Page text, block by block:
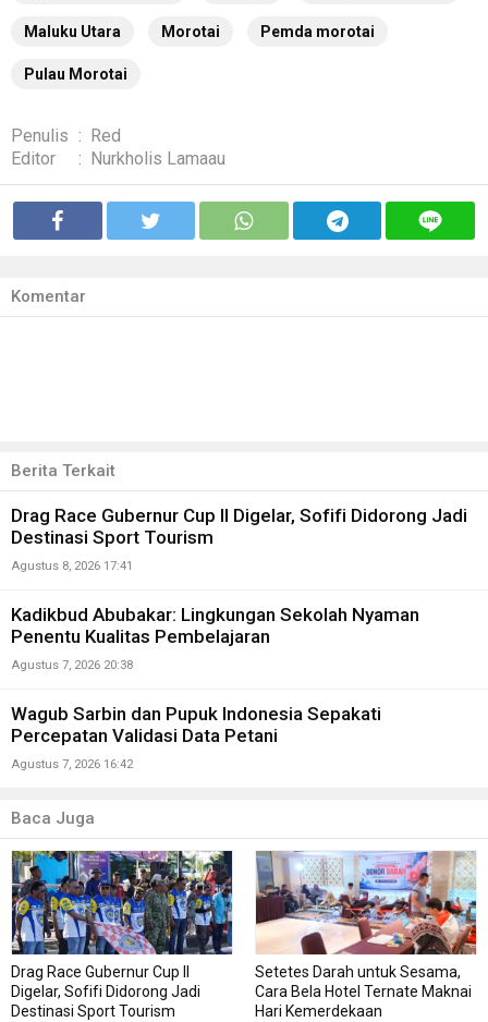
Maluku Utara Morotai Pemda morotai
Pulau Morotai
Penulis :
Red
Editor
: Nurkholis Lamaau
Komentar
Berita Terkait
Drag Race Gubernur Cup II Digelar, Sofifi Didorong Jadi
Destinasi Sport Tourism
Agustus 8, 2026 17:41
Kadikbud Abubakar: Lingkungan Sekolah Nyaman
Penentu Kualitas Pembelajaran
Agustus 7, 2026 20:38
Wagub Sarbin dan Pupuk Indonesia Sepakati
Percepatan Validasi Data Petani
Agustus 7, 2026 16:42
Baca Juga
Drag Race Gubernur Cup II
Digelar, Sofifi Didorong Jadi
Destinasi Sport Tourism
Setetes Darah untuk Sesama,
Cara Bela Hotel Ternate Maknai
Hari Kemerdekaan